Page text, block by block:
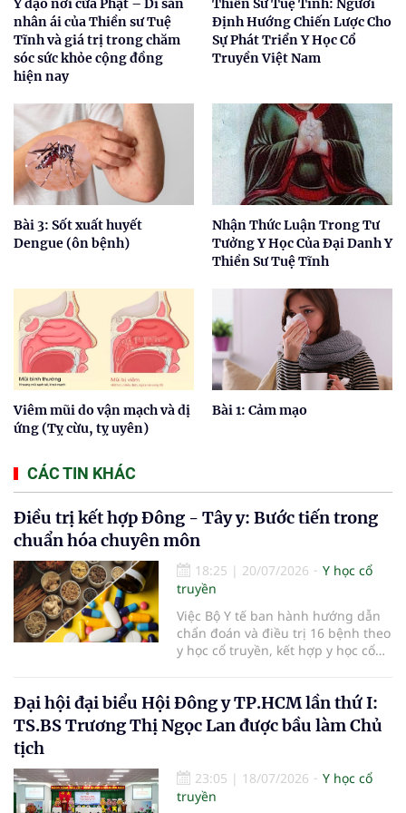
Y đạo nơi cửa Phật – Di sản
nhân ái của Thiền sư Tuệ
Tĩnh và giá trị trong chăm
sóc sức khỏe cộng đồng
hiện nay
Thiền Sư Tuệ Tĩnh: Người
Định Hướng Chiến Lược Cho
Sự Phát Triển Y Học Cổ
Truyền Việt Nam
Bài 3: Sốt xuất huyết
Dengue (ôn bệnh)
Nhận Thức Luận Trong Tư
Tưởng Y Học Của Đại Danh Y
Thiền Sư Tuệ Tĩnh
Viêm mũi do vận mạch và dị
ứng (Tỵ cừu, tỵ uyên)
Bài 1: Cảm mạo
CÁC TIN KHÁC
Điều trị kết hợp Đông - Tây y: Bước tiến trong
chuẩn hóa chuyên môn
18:25 | 20/07/2026
Y học cổ
truyền
Việc Bộ Y tế ban hành hướng dẫn
chẩn đoán và điều trị 16 bệnh theo
y học cổ truyền, kết hợp y học cổ
nhất cho các cơ sở khám, chữa
bệnh. Giá trị của tài liệu không chỉ
nằm ở việc mở rộng danh mục
đúng chỉ định, kiểm soát an toàn
và phát huy hợp lý thế mạnh của
mỗi phương pháp.
Đại hội đại biểu Hội Đông y TP.HCM lần thứ I:
TS.BS Trương Thị Ngọc Lan được bầu làm Chủ
tịch
23:05 | 18/07/2026
Y học cổ
truyền